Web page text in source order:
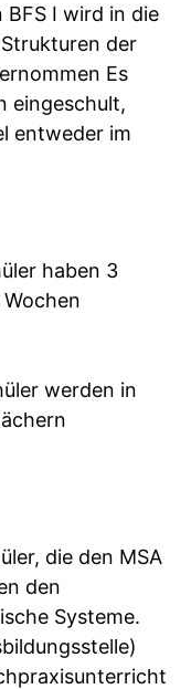
BFS I wird in die
der
Es
eingeschult,
entweder im
haben 3
werden in
die den MSA
den
Systeme.